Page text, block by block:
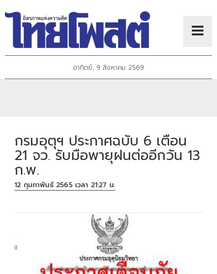
อาทิตย์, 9 สิงหาคม 2569
กรมอุตุฯ ประกาศฉบับ 6 เตือน
21 จว. รับมือพายุฝนต่ออีกวัน 13
ก.พ.
12 กุมภาพันธ์ 2565 เวลา 21:27 น.